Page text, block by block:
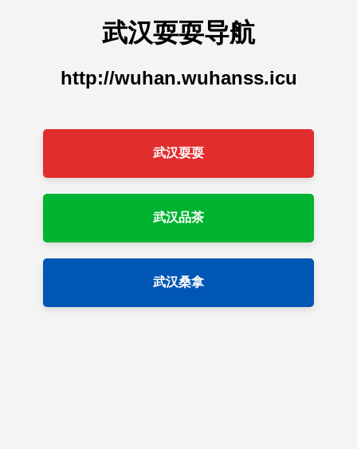
武汉耍耍导航
http://wuhan.wuhanss.icu
武汉耍耍
武汉品茶
武汉桑拿